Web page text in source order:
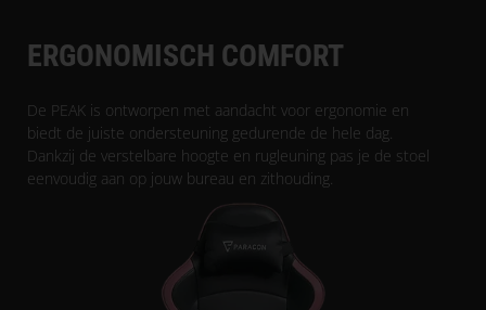
ERGONOMISCH COMFORT
De PEAK is ontworpen met aandacht voor ergonomie en
biedt de juiste ondersteuning gedurende de hele dag.
Dankzij de verstelbare hoogte en rugleuning pas je de stoel
eenvoudig aan op jouw bureau en zithouding.